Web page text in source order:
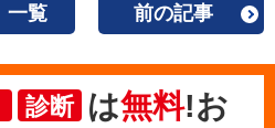
一覧 前の記事
診断 は無料!お